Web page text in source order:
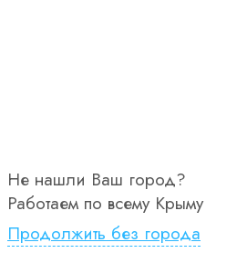
Не нашли Ваш город?
Работаем по всему Крыму
Продолжить без города